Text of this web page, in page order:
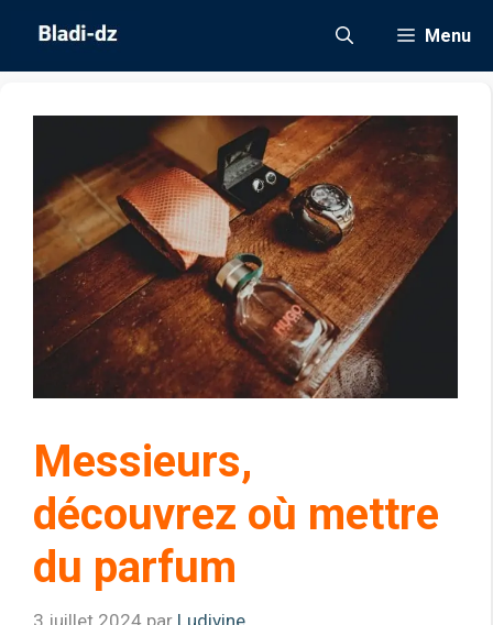
contenu
Menu
Messieurs,
découvrez où mettre
du parfum
3 juillet 2024 par Ludivine